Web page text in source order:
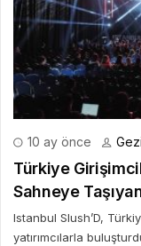
10 ay önce
Türkiye
Sahneye
Istanbul Slush’D,
yatırımcılarla